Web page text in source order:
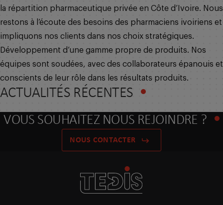
la répartition pharmaceutique privée en Côte d’Ivoire. Nous
restons à l’écoute des besoins des pharmaciens ivoiriens et
impliquons nos clients dans nos choix stratégiques.
Développement d’une gamme propre de produits. Nos
équipes sont soudées, avec des collaborateurs épanouis et
conscients de leur rôle dans les résultats produits.
ACTUALITÉS RÉCENTES
VOUS SOUHAITEZ NOUS REJOINDRE ?
NOUS CONTACTER